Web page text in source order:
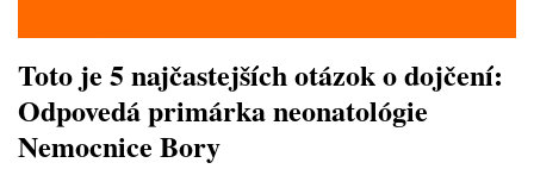
Toto je 5 najčastejších otázok o dojčení:
Odpovedá primárka neonatológie
Nemocnice Bory